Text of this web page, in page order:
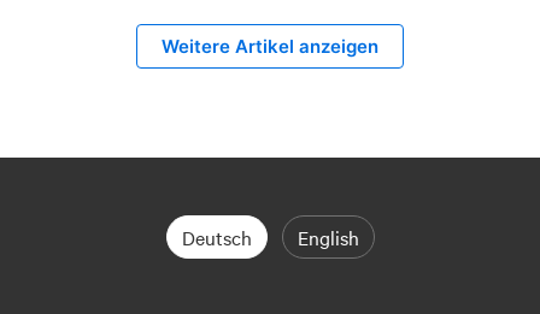
Weitere Artikel anzeigen
Deutsch English